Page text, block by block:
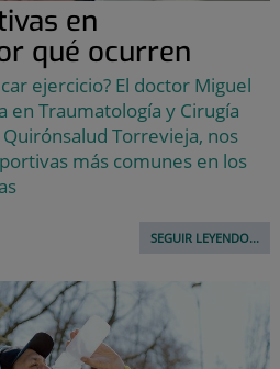
en
qué ocurren
ejercicio? El doctor Miguel
en Traumatología y Cirugía
Torrevieja, nos
más comunes en los
SEGUIR LEYENDO...